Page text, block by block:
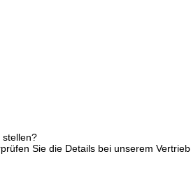
stellen?
Sie die Details bei unserem Vertrieb.